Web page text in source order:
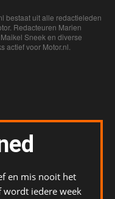
bestaat uit alle redactieleden
Redacteuren Marien
Sneek en diverse
actief voor Motor.nl.
en mis nooit het
wordt iedere week